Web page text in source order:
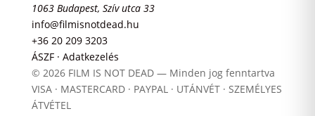
1063 Budapest, Szív utca 33
info@filmisnotdead.hu
+36 20 209 3203
ÁSZF · Adatkezelés
© 2026 FILM IS NOT DEAD — Minden jog fenntartva
VISA · MASTERCARD · PAYPAL · UTÁNVÉT · SZEMÉLYES
ÁTVÉTEL